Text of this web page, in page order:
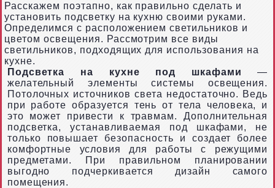
Расскажем поэтапно, как правильно сделать и
установить подсветку на кухню своими руками.
Определимся с расположением светильников и
цветом освещения. Рассмотрим все виды
светильников, подходящих для использования на
кухне.
Подсветка на кухне под шкафами —
желательный элементы системы освещения.
Потолочных источников света недостаточно. Ведь
при работе образуется тень от тела человека, и
это может привести к травмам. Дополнительная
подсветка, устанавливаемая под шкафами, не
только повышает безопасность и создает более
комфортные условия для работы с режущими
предметами. При правильном планировании
выгодно подчеркивается дизайн самого
помещения.